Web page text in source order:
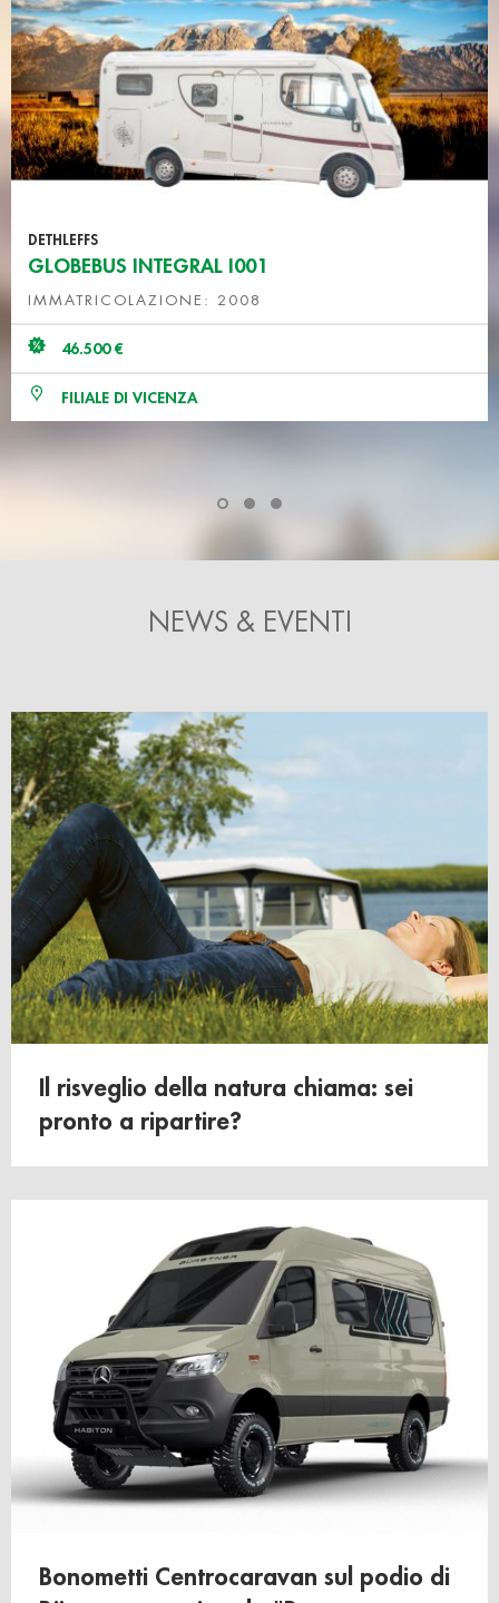
DETHLEFFS
GLOBEBUS INTEGRAL I001
IMMATRICOLAZIONE: 2008
46.500 €
FILIALE DI VICENZA
NEWS & EVENTI
Il risveglio della natura chiama: sei
pronto a ripartire?
Bonometti Centrocaravan sul podio di